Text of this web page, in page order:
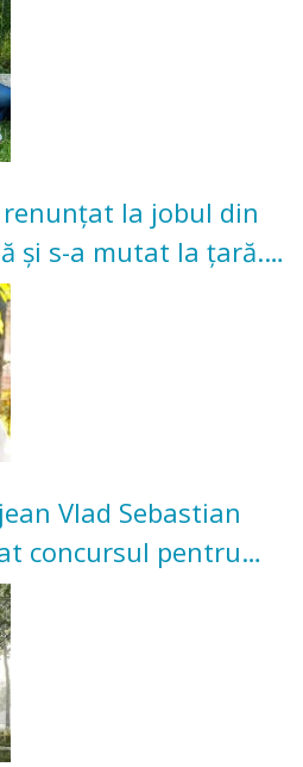
renunțat la jobul din
și s-a mutat la țară.
în grădina
Vlad Sebastian
concursul pentru
Casei